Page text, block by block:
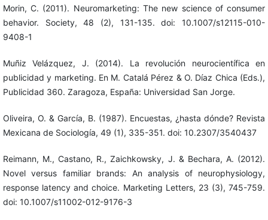
Morin, C. (2011). Neuromarketing: The new science of consumer
behavior. Society, 48 (2), 131-135. doi: 10.1007/s12115-010-
9408-1
Muñiz Velázquez, J. (2014). La revolución neurocientífica en
publicidad y marketing. En M. Catalá Pérez & O. Díaz Chica (Eds.),
Publicidad 360. Zaragoza, España: Universidad San Jorge.
Oliveira, O. & García, B. (1987). Encuestas, ¿hasta dónde? Revista
Mexicana de Sociología, 49 (1), 335-351. doi: 10.2307/3540437
Reimann, M., Castano, R., Zaichkowsky, J. & Bechara, A. (2012).
Novel versus familiar brands: An analysis of neurophysiology,
response latency and choice. Marketing Letters, 23 (3), 745-759.
doi: 10.1007/s11002-012-9176-3